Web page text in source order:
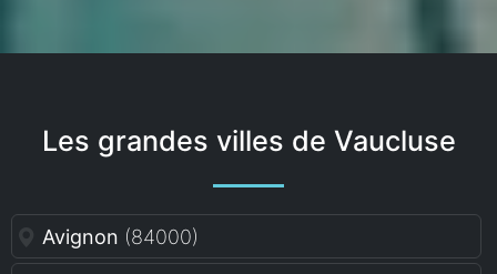
Les grandes villes de Vaucluse
Avignon (84000)